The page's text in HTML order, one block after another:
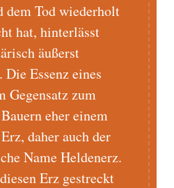
dem Tod wiederholt
hat, hinterlässt
äußerst
Essenz eines
Gegensatz zum
eher einem
daher auch der
Name Heldenerz.
Erz gestreckt